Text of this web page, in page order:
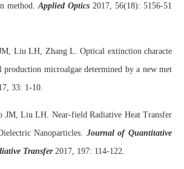
method. Applied Optics 2017, 56(18): 5156-51
Liu LH, Zhang L. Optical extinction characte
microalgae determined by a new met
33: 1-10.
JM, Liu LH. Near-field Radiative Heat Transfer
Nanoparticles. Journal of Quantitative
Transfer2017, 197: 114-122.